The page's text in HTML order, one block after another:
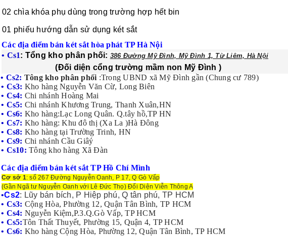
02 chìa khóa phụ dùng trong trường hợp hết bin
01 phiếu hướng dẫn sử dụng két sắt
Các địa điểm bán két sắt hòa phát TP Hà Nội
• Cs1: Tổng kho phân phối: 386 Đường Mỹ Đình, Mỹ Đình 1, Từ Liêm, Hà Nội
(Đối diện cổng trường mầm non Mỹ Đình )
• Cs2: Tông kho phân phối :Trong UBND xã Mỹ Đình gần (Chung cư 789)
• Cs3: Kho hàng Nguyễn Văn Cừ, Long Biên
• Cs4: Chi nhánh Hoàng Mai
• Cs5: Chi nhánh Khương Trung, Thanh Xuân,HN
• Cs6: Kho hàng:Lạc Long Quân. Q.tây hồ,TP HN
• Cs7: Kho hàng: Khu đô thị (Xa La )Hà Đông
• Cs8: Kho hàng tại Trường Trinh, HN
• Cs9: Chi nhánh Cầu Giâý
• Cs10: Tông kho hàng Xã Đàn
Các địa điểm bán két sắt TP Hồ Chí Mình
Cơ sở 1: số 267 Đường Nguyễn Oanh, P 17, Q Gò Vấp
(Gần Ngã tư Nguyễn Oanh với Lê Đức Thọ) Đối Diện Viễn Thông A
•Cs2: Lũy bán bích, P Hiệp phú, Q tân phú, TP HCM
• Cs3: Cộng Hòa, Phường 12, Quận Tân Bình, TP HCM
• Cs4: Nguyễn Kiệm,P.3.Q.Gò Vấp, TP HCM
• Cs5:Tôn Thất Thuyết, Phường 15, Quận 4, TP HCM
• Cs6: Kho hàng Cộng Hòa, Phường 12, Quận Tân Bình, TP HCM